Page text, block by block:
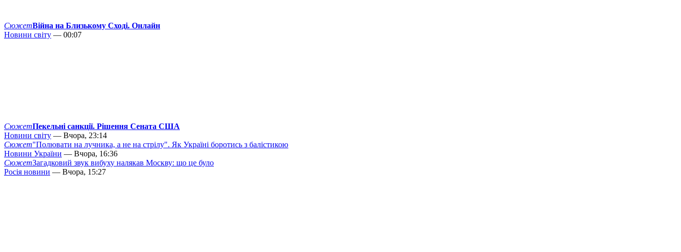
СюжетВійна на Близькому Сході. Онлайн
Новини світу — 00:07
СюжетПекельні санкції. Рішення Сената США
Новини світу — Вчора, 23:14
Сюжет"Полювати на лучника, а не на стрілу". Як Україні боротись з балістикою
Новини України — Вчора, 16:36
СюжетЗагадковий звук вибуху налякав Москву: що це було
Росія новини — Вчора, 15:27